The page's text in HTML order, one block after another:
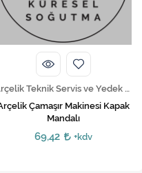
Arçelik Teknik Servis ve Yedek Parça Hizmetleri
Çamaşır Makinesi Kapak
Mandalı
69,42 +kdv